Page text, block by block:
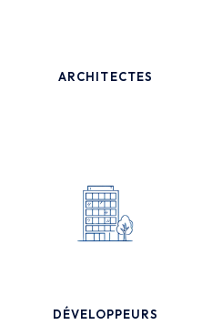
ARCHITECTES
DÉVELOPPEURS